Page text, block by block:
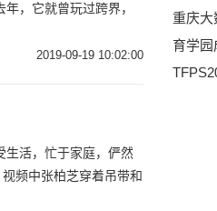
，它就曾玩过跨界，
2019-09-19 10:02:00
生活，忙于家庭，俨然
频中张柏芝穿着吊带和
重庆大
育学